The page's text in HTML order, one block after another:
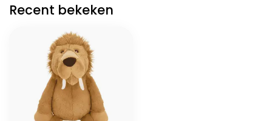
Recent bekeken